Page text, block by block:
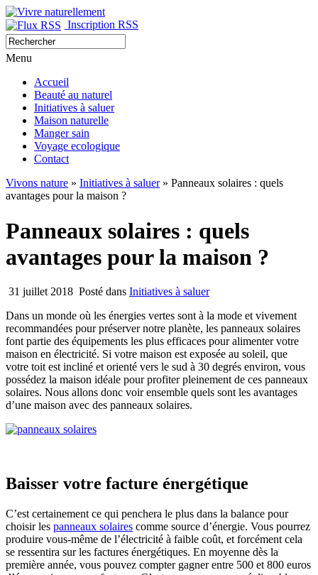
Inscription RSS
Menu
Accueil
Beauté au naturel
Initiatives à saluer
Maison naturelle
Manger sain
Voyage ecologique
Contact
Vivons nature » Initiatives à saluer» Panneaux solaires : quels
avantages pour la maison ?
Panneaux solaires : quels
avantages pour la maison ?
31 juillet 2018 Posté dans Initiatives à saluer
Dans un monde où les énergies vertes sont à la mode et vivement
recommandées pour préserver notre planète, les panneaux solaires
font partie des équipements les plus efficaces pour alimenter votre
maison en électricité. Si votre maison est exposée au soleil, que
votre toit est incliné et orienté vers le sud à 30 degrés environ, vous
possédez la maison idéale pour profiter pleinement de ces panneaux
solaires. Nous allons donc voir ensemble quels sont les avantages
d’une maison avec des panneaux solaires.
Baisser votre facture énergétique
C’est certainement ce qui penchera le plus dans la balance pour
choisir les panneaux solaires comme source d’énergie. Vous pourrez
produire vous-même de l’électricité à faible coût, et forcément cela
se ressentira sur les factures énergétiques. En moyenne dès la
première année, vous pouvez compter gagner entre 500 et 800 euros